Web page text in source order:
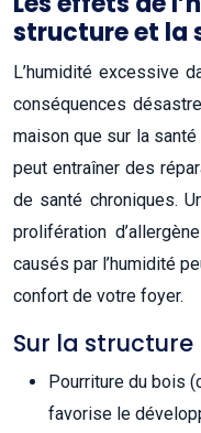
structure et la
L’humidité excessive
conséquences
maison que sur la
peut entraîner des
de santé chroniques.
prolifération
causés par l’humidité
confort de votre foyer.
Sur la structure
Pourriture du bois
favorise le